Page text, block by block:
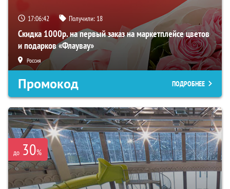
17:06:40 Получили: 18
Скидка 1000р. на первый заказ на маркетплейсе цветов
и подарков «Флаувау»
Россия
Промокод ПОДРОБНЕЕ
до 30%